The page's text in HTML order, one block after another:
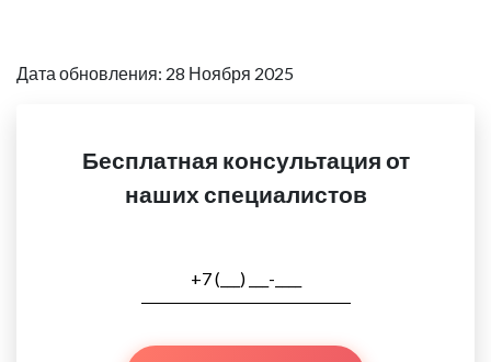
Дата обновления: 28 Ноября 2025
Бесплатная консультация от
наших специалистов